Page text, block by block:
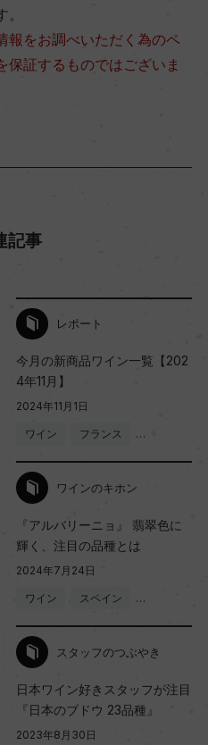
報をお調べいただく為のペ
保証するものではございま
記事
レポート
今月の新商品ワイン一覧【202
4年11月】
2024年11月1日
ワイン フランス …
ワインのキホン
『アルバリーニョ』 翡翠色に
輝く、注目の品種とは
2024年7月24日
ワイン スペイン …
スタッフのつぶやき
日本ワイン好きスタッフが注目
『日本のブドウ 23品種』
2023年8月30日